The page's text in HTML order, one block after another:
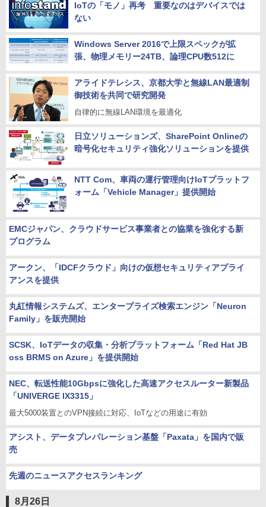
IoTの「モノ」再考 重要なのはデバイスでは
ない
Windows Server 2016で上限スペックが拡
張、物理メモリー24TB、論理CPU数512に
アライドテレシス、京都大学と無線LAN最適制
御技術を共同で研究開発
自律的に無線LAN環境を最適化
日立ソリューションズ、SharePoint Onlineの
暗号化セキュリティ強化ソリューションを提供
NTT Com、車両の運行管理向けIoTプラットフ
ォーム「Vehicle Manager」提供開始
EMCジャパン、クラウドサービス事業者との協業を強化する新
プログラム
アークン、「IDCFクラウド」向けの仮想セキュリティアプライ
アンスを提供
丸紅情報システムズ、エンタープライズ検索エンジン「Neuron
Family」を販売開始
SCSK、IoTデータの収集・分析プラットフォーム「Red Hat JB
oss BRMS on Azure」を提供開始
NEC、転送性能10Gbpsに強化した高速アクセスルーター新製品
「UNIVERGE IX3315」
最大5000装置とのVPN接続に対応、IoTなどの用途に有効
アシスト、データプレパレーション基盤「Paxata」を国内で販
売
先週のニュースアクセスランキング
8月26日